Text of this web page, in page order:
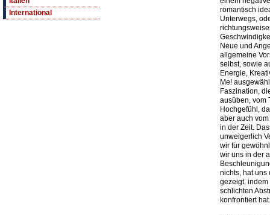
International
romantisch
Unterwegs,
Neue und
allgemeine
selbst, sowie
Energie,
Me!
Faszination,
ausüben, vom
Hochgefühl,
aber auch
in der Zeit.
unweigerlich
wir für
wir uns in der
nichts, hat uns
gezeigt,
schlichten
konfrontiert hat.